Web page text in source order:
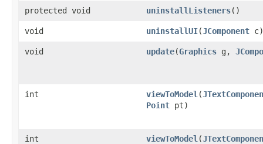
protected void uninstallListeners​()
void uninstallUI​(JComponent c)
void update​(Graphics g,
int viewToModel ​(
Point pt)
int viewToModel ​(